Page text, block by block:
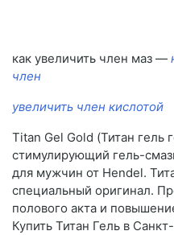
как увеличить член маз —
член
увеличить член кислотой
Titan Gel Gold (Титан гель
стимулирующий гель-
для мужчин от Hendel.
специальный оригинал.
полового акта и
Купить Титан Гель в